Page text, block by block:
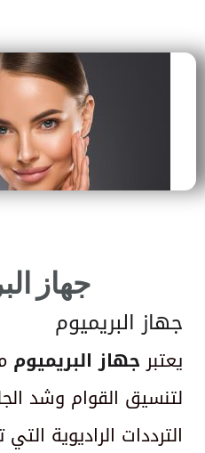
جهاز
جهاز البريميوم
يعتبرجهاز البريميوم
لتنسيق القوام وشد
الترددات الراديوية